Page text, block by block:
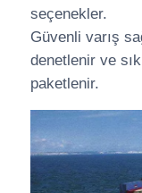
seçenekler.
Güvenli varış
denetlenir ve
paketlenir.